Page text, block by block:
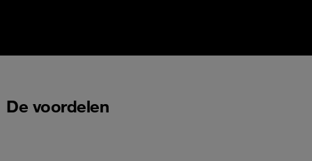
De voordelen